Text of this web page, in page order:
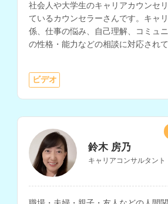
社会人や大学生のキャリアカウンセ
ているカウンセラーさんです。キャ
係、仕事の悩み、自己理解、コミュ
の性格・能力などの相談に対応されて
ビデオ
鈴木 房乃
キャリアコンサルタント